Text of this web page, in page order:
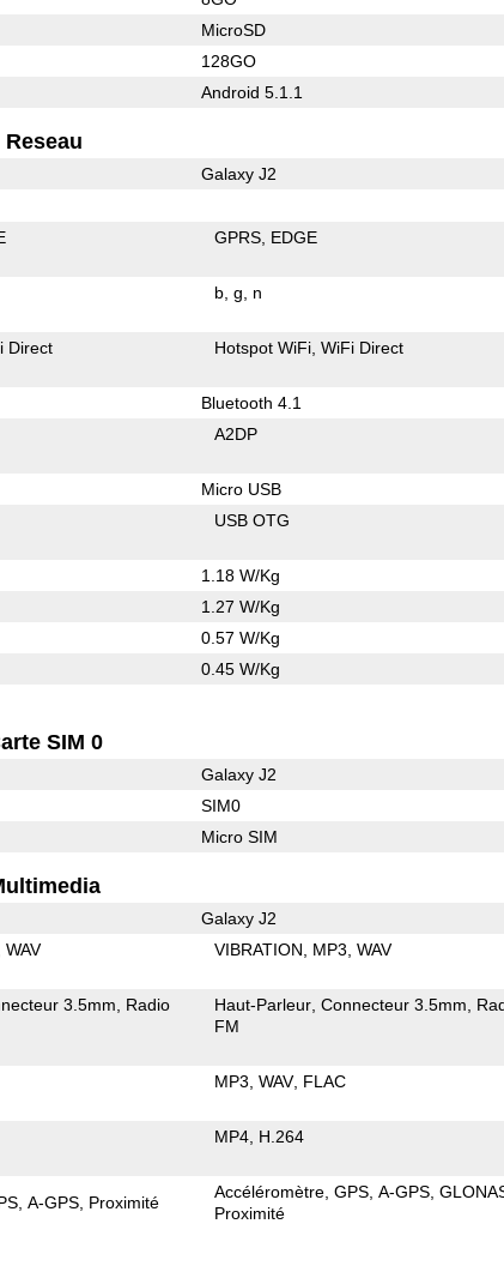
MicroSD
128GO
Android 5.1.1
Reseau
Galaxy J2
GPRS EDGE
b g n
Direct Hotspot WiFi WiFi Direct
Bluetooth 4.1
A2DP
Micro USB
USB OTG
1.18 W/Kg
1.27 W/Kg
0.57 W/Kg
0.45 W/Kg
SIM 0
Galaxy J2
SIM0
Micro SIM
Galaxy J2
WAV VIBRATION MP3 WAV
3.5mm
Radio
Haut-Parleur Connecteur 3.5mm
FM
MP3 WAV FLAC
MP4 H.264
A-GPS Proximité
Accéléromètre GPS A-GPS
Proximité